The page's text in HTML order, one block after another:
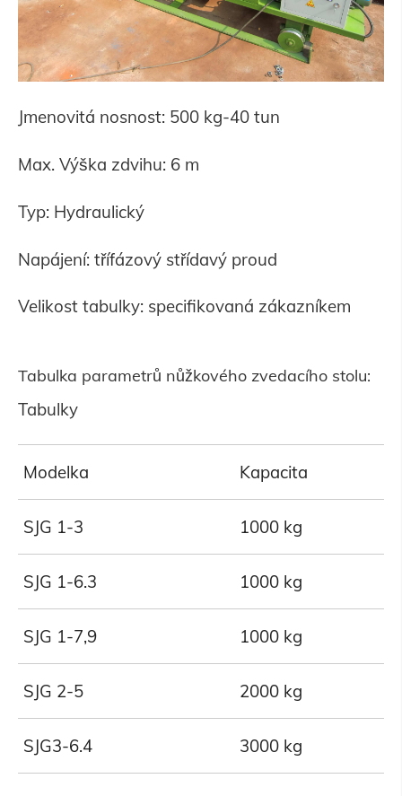
Jmenovitá nosnost: 500 kg-40 tun
Max. Výška zdvihu: 6 m
Typ: Hydraulický
Napájení: třífázový střídavý proud
Velikost tabulky: specifikovaná zákazníkem
Tabulka parametrů nůžkového zvedacího stolu:
Tabulky
Modelka Kapacita
SJG 1-3 1000 kg
SJG 1-6.3 1000 kg
SJG 1-7,9 1000 kg
SJG 2-5 2000 kg
SJG3-6.4 3000 kg